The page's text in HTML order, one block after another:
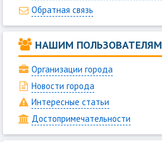
Обратная связь
НАШИМ ПОЛЬЗОВАТЕЛЯМ
Организации города
Новости города
Интересные статьи
Достопримечательности